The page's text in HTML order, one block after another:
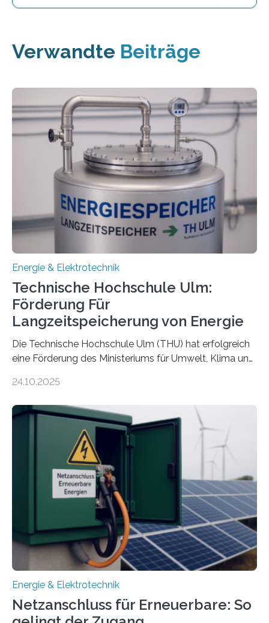
Verwandte Beiträge
Energie & Elektrotechnik
Technische Hochschule Ulm:
Förderung Für
Langzeitspeicherung von Energie
Die Technische Hochschule Ulm (THU) hat erfolgreich
eine Förderung des Ministeriums für Umwelt, Klima und
Forschungsprojekt „LAGER – Langzeitspeicherung in
Quartieren“ eingeworben. Ziel des Projekts ist die
Entwicklung, Erprobung und Demonstration von
Konzepten zur langfristigen Energiespeicherung in
sektorübergreifend vernetzten Energiesystemen. Das
Projekt startete am 15. Oktober 2025, hat eine Laufzeit
von drei Jahren und ein Gesamtvolumen von rund 2,9
Millionen Euro, wovon 2,6 Millionen Euro durch das
Ministerium für Umwelt, Klima und…
24.10.2025
Energie & Elektrotechnik
Netzanschluss für Erneuerbare: So